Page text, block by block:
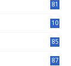
81
10
85
87